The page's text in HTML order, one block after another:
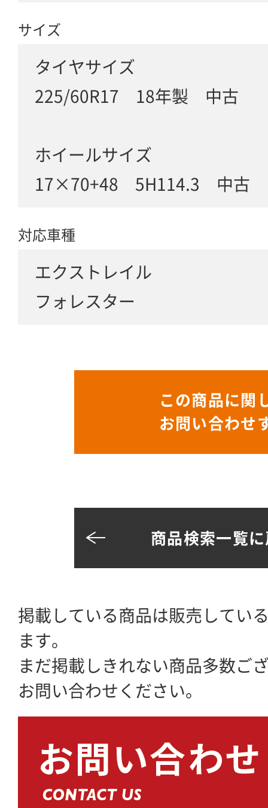
サイズ
タイヤサイズ
225/60R17 18年製 中古
ホイールサイズ
17×70+48 5H114.3 中古
対応車種
エクストレイル
フォレスター
この商品に関
お問い合わせ
商品検索一覧
掲載している商品は販売してい
ます。
まだ掲載しきれない商品多数ご
お問い合わせください。